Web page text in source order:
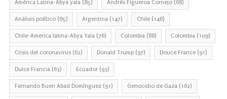
América Latina-Abya yala (85) Andrés Figueroa Cornejo (68)
Análisis político (65) Argentina (147) Chile (146)
Chile-America latina-Abya Yala (76) Colombia (88) Colombia (109)
Crisis del coronavirus (62) Donald Trump (97) Douce France (91)
Dulce Francia (63) Ecuador (93)
Fernando Buen Abad Domínguez (91) Genocidio de Gaza (162)